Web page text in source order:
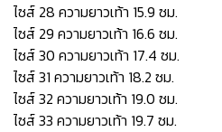
ไซส์ 28 ความยาวเท้า 15.9 ซม.
ไซส์ 29 ความยาวเท้า 16.6 ซม.
ไซส์ 30 ความยาวเท้า 17.4 ซม.
ไซส์ 31 ความยาวเท้า 18.2 ซม.
ไซส์ 32 ความยาวเท้า 19.0 ซม.
ไซส์ 33 ความยาวเท้า 19.7 ซม.